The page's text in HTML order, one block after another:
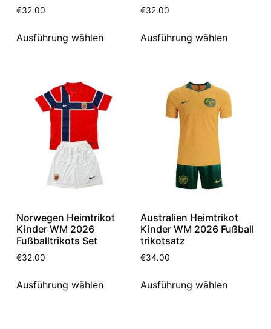
€32.00
Ausführung wählen
€32.00
Ausführung wählen
Norwegen Heimtrikot
Kinder WM 2026
Fußballtrikots Set
€32.00
Ausführung wählen
Australien Heimtrikot
Kinder WM 2026 Fußball
trikotsatz
€34.00
Ausführung wählen